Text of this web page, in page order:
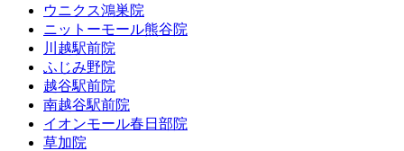
ウニクス鴻巣院
ニットーモール熊谷院
川越駅前院
ふじみ野院
越谷駅前院
南越谷駅前院
イオンモール春日部院
草加院